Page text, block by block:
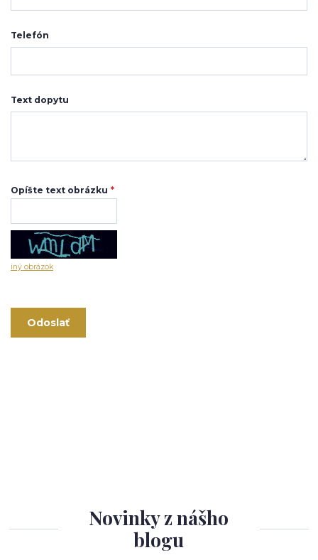
Telefón
Text dopytu
Opíšte text obrázku *
iný obrázok
Novinky z nášho
blogu